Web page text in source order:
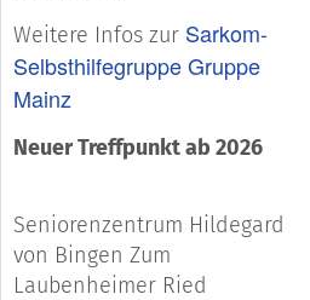
Weitere Infos zur Sarkom-
Selbsthilfegruppe Gruppe
Mainz
Neuer Treffpunkt ab 2026
Seniorenzentrum Hildegard
von Bingen Zum
Laubenheimer Ried